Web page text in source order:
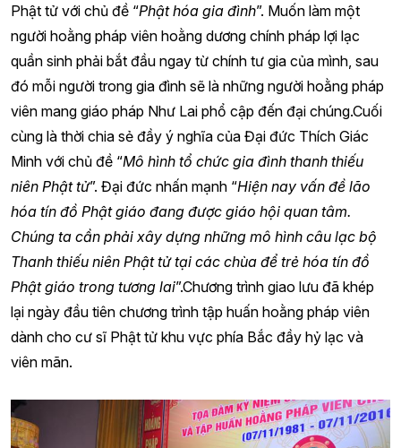
Phật tử với chủ đề “Phật hóa gia đình”. Muốn làm một
người hoằng pháp viên hoằng dương chính pháp lợi lạc
quần sinh phải bắt đầu ngay từ chính tư gia của mình, sau
đó mỗi người trong gia đình sẽ là những người hoằng pháp
viên mang giáo pháp Như Lai phổ cập đến đại chúng.Cuối
cùng là thời chia sẻ đầy ý nghĩa của Đại đức Thích Giác
Minh với chủ đề “Mô hình tổ chức gia đình thanh thiếu
niên Phật tử”. Đại đức nhấn mạnh “Hiện nay vấn đề lão
hóa tín đồ Phật giáo đang được giáo hội quan tâm.
Chúng ta cần phải xây dựng những mô hình câu lạc bộ
Thanh thiếu niên Phật tử tại các chùa để trẻ hóa tín đồ
Phật giáo trong tương lai”.Chương trình giao lưu đã khép
lại ngày đầu tiên chương trình tập huấn hoằng pháp viên
dành cho cư sĩ Phật tử khu vực phía Bắc đầy hỷ lạc và
viên mãn.